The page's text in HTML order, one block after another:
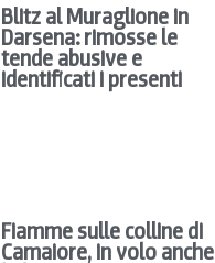
Blitz al Muraglione in
Darsena: rimosse le
tende abusive e
identificati i presenti
Fiamme sulle colline di
Camaiore, in volo anche